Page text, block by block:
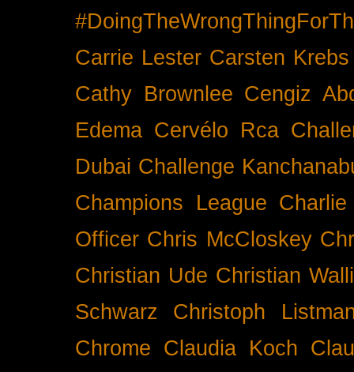
Carrie Lester Carsten Krebs
Cathy Brownlee Cengiz
Edema Cervélo Rca
Dubai Challenge
Champions League
Officer Chris McCloskey
Christian Ude Christian
Schwarz
Christoph
Chrome Claudia Koch